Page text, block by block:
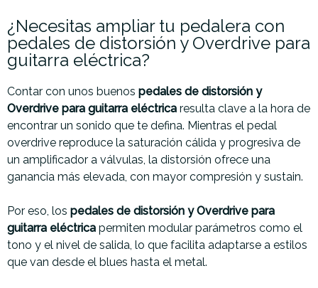
¿Necesitas ampliar tu pedalera con
pedales de distorsión y Overdrive para
guitarra eléctrica?
Contar con unos buenos pedales de distorsión y
Overdrive para guitarra eléctrica resulta clave a la hora de
encontrar un sonido que te defina. Mientras el pedal
overdrive reproduce la saturación cálida y progresiva de
un amplificador a válvulas, la distorsión ofrece una
ganancia más elevada, con mayor compresión y sustain.
Por eso, los pedales de distorsión y Overdrive para
guitarra eléctrica permiten modular parámetros como el
tono y el nivel de salida, lo que facilita adaptarse a estilos
que van desde el blues hasta el metal.